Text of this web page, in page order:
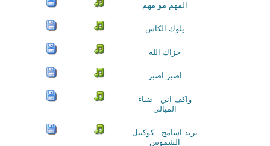
المهم مو مهم
يلوك الكاس
جزاك الله
اصبر اصبر
واكف اني - ضياء
الميالي
تريد اسامح - كوكتيل
الشموس